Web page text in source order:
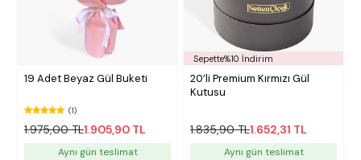
19 Adet Beyaz Gül Buketi
(1)
1.975,00 TL1.905,90 TL
Aynı gün teslimat
Sepette%10 İndirim
20’li Premium Kırmızı Gül
Kutusu
1.835,90 TL1.652,31 TL
Aynı gün teslimat